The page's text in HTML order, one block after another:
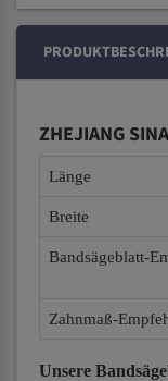
ZHEJIANG
Länge
Breite
Bandsägeblatt-
Zahnmaß-
Unsere